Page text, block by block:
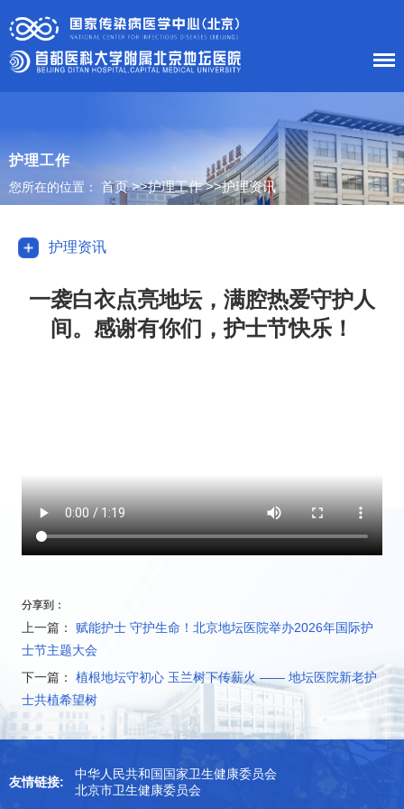
患者服务
科室导航
新闻中心
院庆专栏
护理工作
您所在的位置： 首页>>护理工作>>护理资讯
护理资讯
一袭白衣点亮地坛，满腔热爱守护人
间。感谢有你们，护士节快乐！
分享到：
上一篇：
赋能护士 守护生命！北京地坛医院举办2026年国际护
士节主题大会
下一篇：
植根地坛守初心 玉兰树下传薪火 —— 地坛医院新老护
士共植希望树
友情链接:
中华人民共和国国家卫生健康委员会
北京市卫生健康委员会